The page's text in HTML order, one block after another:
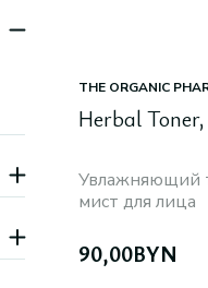
THE ORGANIC
Herbal
Увлажняющий
мист для лица
90,00BYN